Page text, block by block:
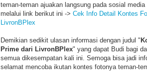
teman-teman ajuakan langsung pada sosial
melalui link berikut ini -> Cek Info Detail Kontes
LivronBPlex
Demikian sedikit ulasan informasi dengan judul "
Prime dari LivronBPlex" yang dapat Budi bagi
semua dikesempatan kali ini. Semoga bisa jadi
selamat mencoba ikutan kontes fotonya teman-